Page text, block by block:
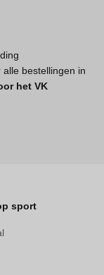
bestellingen in
het VK
sport